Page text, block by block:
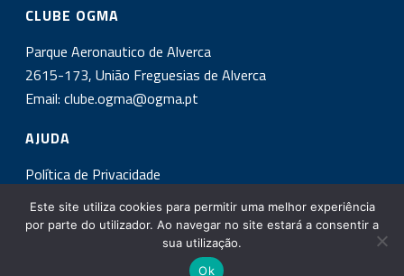
CLUBE OGMA
Parque Aeronautico de Alverca
2615-173, União Freguesias de Alverca
Email:clube.ogma@ogma.pt
AJUDA
Política de Privacidade
INSCREVA-SE NA NOSSA NEWSLETTER!
Este site utiliza cookies para permitir uma melhor experiência
por parte do utilizador. Ao navegar no site estará a consentir a
sua utilização.
Ok